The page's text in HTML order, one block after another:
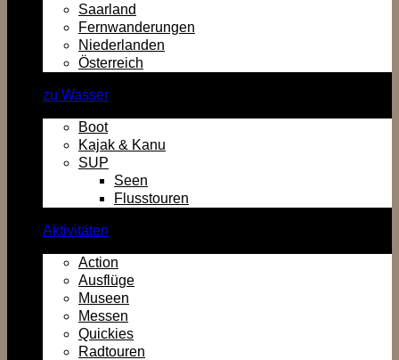
Saarland
Fernwanderungen
Niederlanden
Österreich
zu Wasser
Boot
Kajak & Kanu
SUP
Seen
Flusstouren
Aktivitäten
Action
Ausflüge
Museen
Messen
Quickies
Radtouren